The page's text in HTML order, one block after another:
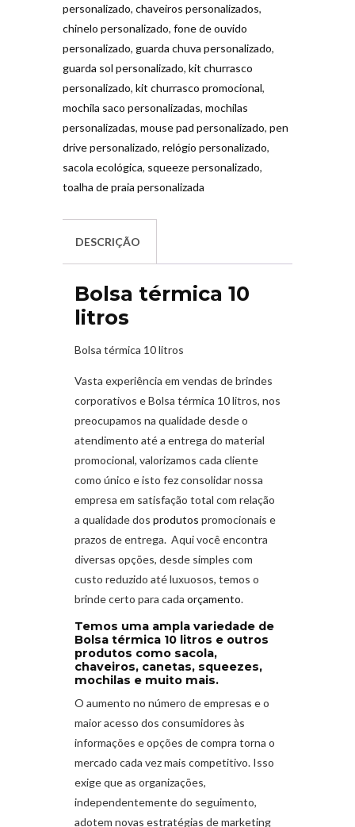
personalizado, chaveiros personalizados,
chinelo personalizado, fone de ouvido
personalizado, guarda chuva personalizado,
guarda sol personalizado, kit churrasco
personalizado, kit churrasco promocional,
mochila saco personalizadas, mochilas
personalizadas, mouse pad personalizado, pen
drive personalizado, relógio personalizado,
sacola ecológica, squeeze personalizado,
toalha de praia personalizada
DESCRIÇÃO
Bolsa térmica 10
litros
Bolsa térmica 10 litros
Vasta experiência em vendas de brindes
corporativos eBolsa térmica 10 litros, nos
preocupamos na qualidade desde o
atendimento até a entrega do material
promocional, valorizamos cada cliente
como único e isto fez consolidar nossa
empresa em satisfação total com relação
a qualidade dos produtos promocionais e
prazos de entrega. Aqui você encontra
diversas opções, desde simples com
custo reduzido até luxuosos, temos o
brinde certo para cada orçamento.
Temos uma ampla variedade de
Bolsa térmica 10 litros e outros
produtos como sacola,
chaveiros, canetas, squeezes,
mochilas e muito mais.
O aumento no número de empresas e o
maior acesso dos consumidores às
informações e opções de compra torna o
mercado cada vez mais competitivo. Isso
exige que as organizações,
independentemente do seguimento,
adotem novas estratégias de marketing